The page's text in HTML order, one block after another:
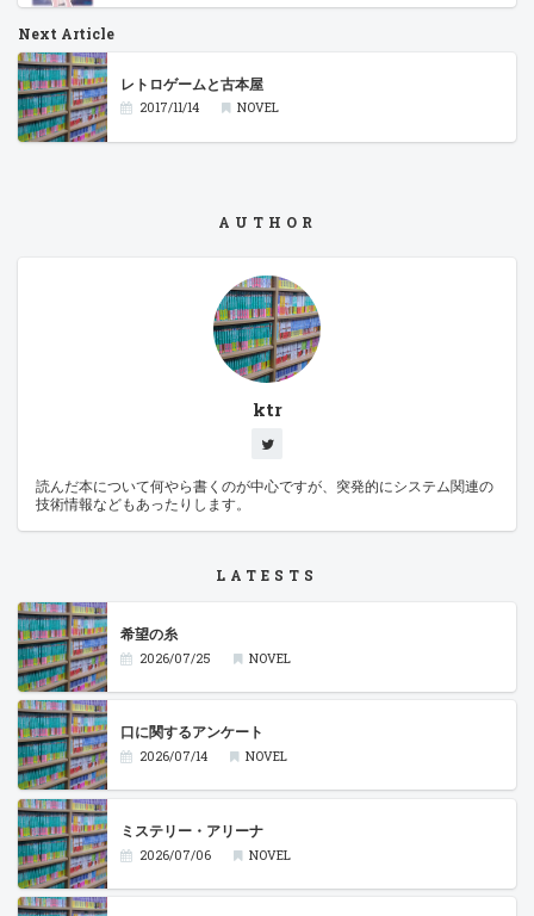
Next Article
レトロゲームと古本屋
2017/11/14 NOVEL
AUTHOR
ktr
読んだ本について何やら書くのが中心ですが、突発的にシステム関連の
技術情報などもあったりします。
LATESTS
希望の糸
2026/07/25 NOVEL
口に関するアンケート
2026/07/14 NOVEL
ミステリー・アリーナ
2026/07/06 NOVEL